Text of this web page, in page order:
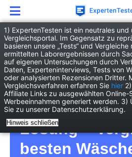
Haushalt
Elektro-
Waschtrockner
für eine
Lösung –
besten
1) ExpertenTesten ist ein neutrales
Vergleichsportal. Im Gegensatz zu
basieren unsere „Tests“ und
ermittelten Laborergebnissen durch
auf eigenen Untersuchungen durch
Daten, Experteninterviews, Tests von
oder analysierten Rezensionen Dritter.
Vergleichsverfahren erfahren Sie hier
Affiliate Links zu ausgewählten
Werbeeinnahmen generiert werden. 3)
Sie zu unserer Datenschutzerklärung.
Hinweis schließen